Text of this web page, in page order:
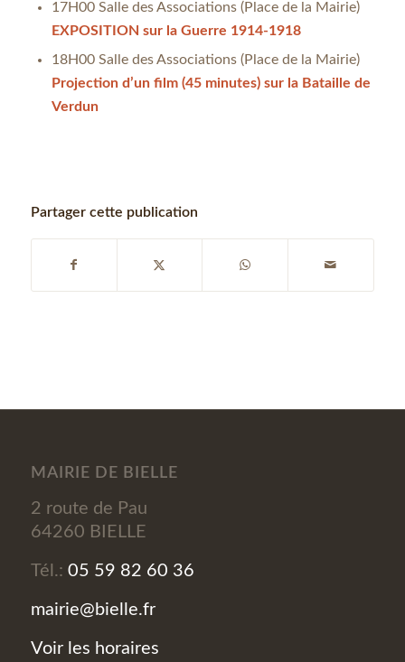
17H00 Salle des Associations (Place de la Mairie)
EXPOSITION sur la Guerre 1914-1918
18H00 Salle des Associations (Place de la Mairie)
Projection d’un film (45 minutes) sur la Bataille de
Verdun
Partager cette publication
MAIRIE DE BIELLE
2 route de Pau
64260 BIELLE
Tél.: 05 59 82 60 36
mairie@bielle.fr
Voir les horaires